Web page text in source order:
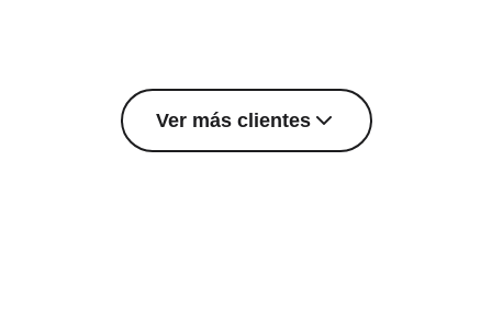
Ver más clientes